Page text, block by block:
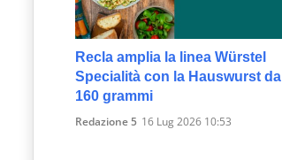
Recla amplia la linea Würstel
Specialità con la Hauswurst da
160 grammi
Redazione 5 16 Lug 2026 10:53